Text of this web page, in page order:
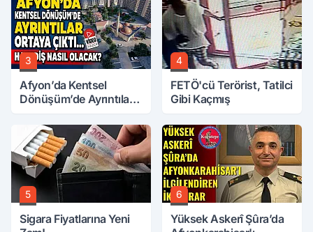
3
Afyon’da Kentsel
Dönüşüm’de Ayrıntılar
Nasıl Olacak?
4
FETÖ'cü Terörist, Tatilci
Gibi Kaçmış
5
Sigara Fiyatlarına Yeni
6
Yüksek Askerî Şûra’da